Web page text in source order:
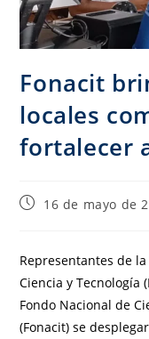
Fonacit
locales
fortalecer
16 de mayo de
Representantes de
Ciencia y Tecnología
Fondo Nacional de
(Fonacit) se